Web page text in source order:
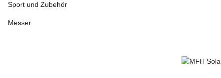
Sport und Zubehör
Messer